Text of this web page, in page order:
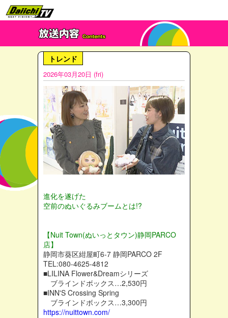
トレンド
2026年03月20日 (fri)
進化を遂げた
空前のぬいぐるみブームとは!?
【Nuit Town(ぬいっとタウン)静岡PARCO
店】
静岡市葵区紺屋町6-7 静岡PARCO 2F
TEL:080-4625-4812
■LILINA Flower&Dreamシリーズ
ブラインドボックス…2,530円
■INN'S Crossing Spring
ブラインドボックス…3,300円
https://nuittown.com/